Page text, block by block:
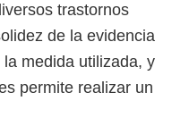
trastornos
de la evidencia
medida utilizada, y
permite realizar un